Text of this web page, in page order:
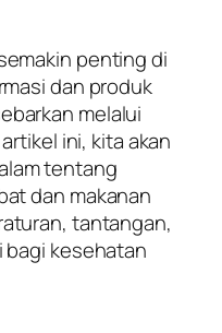
penting di
dan produk
melalui
ini, kita akan
tentang
dan makanan
tantangan,
kesehatan